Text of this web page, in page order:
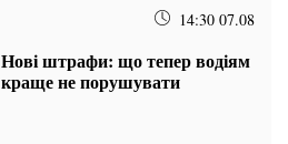
14:30 07.08
Нові штрафи: що тепер водіям
краще не порушувати